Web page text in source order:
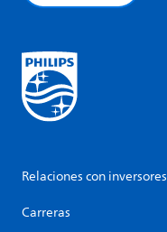
Relaciones con inversores
Carreras